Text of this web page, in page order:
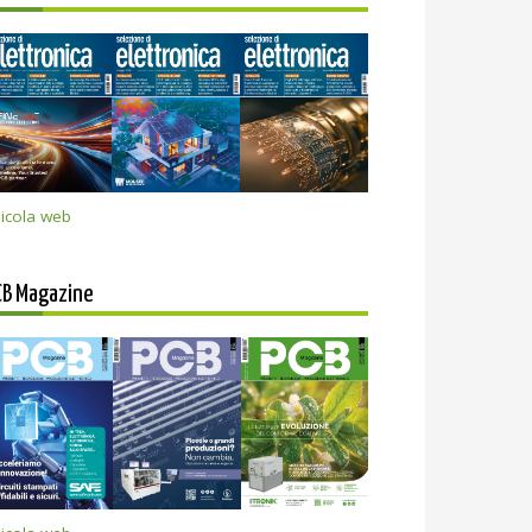
web
Magazine